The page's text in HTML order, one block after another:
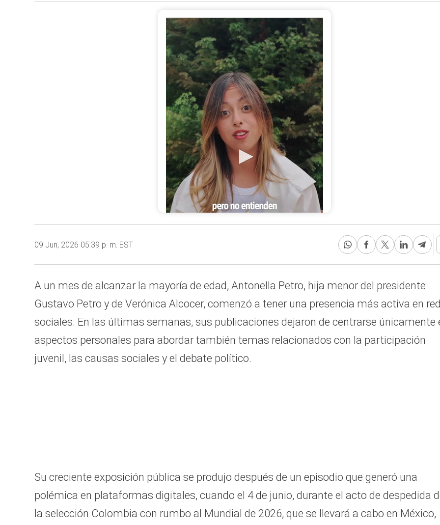
seconds
49
90%
La hija del presidente Gustavo Petro
aseguró que los fandoms demostraron
tener una importante capacidad de
movilización en temas relacionados con
los derechos humanos, la igualdad y la
justicia social - crédito
@anto_petro_alcocer/Instagram
09 Jun, 2026 05:39 p. m. EST
A un mes de alcanzar la mayoría de edad, Antonella Petro, hija menor del presidente
Gustavo Petro y de Verónica Alcocer, comenzó a tener una presencia más activa en
sociales. En las últimas semanas, sus publicaciones dejaron de centrarse únicamente
aspectos personales para abordar también temas relacionados con la participación
juvenil, las causas sociales y el debate político.
Su creciente exposición pública se produjo después de un episodio que generó una
polémica en plataformas digitales, cuando el 4 de junio, durante el acto de despedida
la selección Colombia con rumbo al Mundial de 2026, que se llevará a cabo en México,